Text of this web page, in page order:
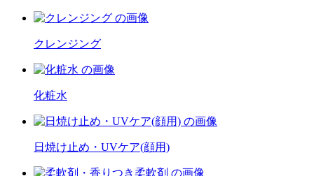
クレンジング
化粧水
日焼け止め・UVケア(顔用)